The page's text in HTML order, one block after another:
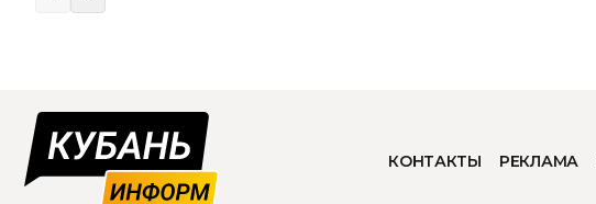
КОНТАКТЫ РЕКЛАМА